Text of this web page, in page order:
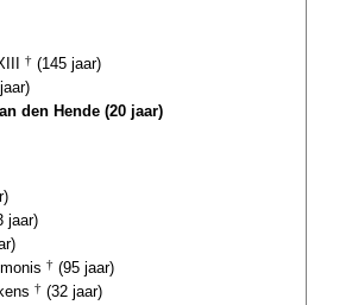
† (145 jaar)
den Hende (20 jaar)
jaar)
† (95 jaar)
† (32 jaar)